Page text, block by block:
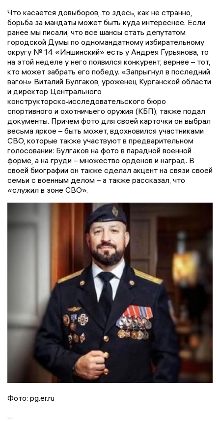
Что касается довыборов, то здесь, как не странно,
борьба за мандаты может быть куда интереснее. Если
ранее мы писали, что все шансы стать депутатом
городской Думы по одномандатному избирательному
округу № 14 «Иншинский» есть у Андрея Гурьянова, то
на этой неделе у него появился конкурент, вернее – тот,
кто может забрать его победу. «Запрыгнул в последний
вагон» Виталий Булгаков, уроженец Курганской области
и директор Центрального
конструкторско‑исследовательского бюро
спортивного и охотничьего оружия (КБП), также подал
документы. Причем фото для своей карточки он выбрал
весьма яркое – быть может, вдохновился участниками
СВО, которые также участвуют в предварительном
голосовании: Булгаков на фото в парадной военной
форме, а на груди – множество орденов и наград. В
своей биографии он также сделал акцент на связи своей
семьи с военным делом – а также рассказал, что
«служил в зоне СВО».
Фото: pg.er.ru
…